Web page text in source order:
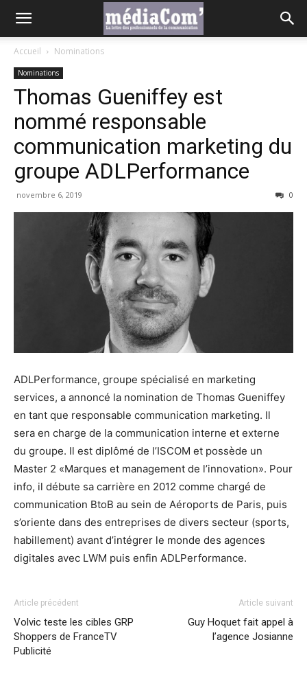
Accueil Nominations
Nominations
Thomas Gueniffey est
nommé responsable
communication marketing du
groupe ADLPerformance
novembre 6, 2019 0
ADLPerformance, groupe spécialisé en marketing
services, a annoncé la nomination de Thomas Gueniffey
en tant que responsable communication marketing. Il
sera en charge de la communication interne et externe
du groupe. Il est diplômé de l’ISCOM et possède un
Master 2 «Marques et management de l’innovation». Pour
info, il débute sa carrière en 2012 comme chargé de
communication BtoB au sein de Aéroports de Paris, puis
s’oriente dans des entreprises de divers secteur (sports,
habillement) avant d’intégrer le monde des agences
digitales avec LWM puis enfin ADLPerformance.
Article précédent
Volvic teste les cibles GRP
Shoppers de FranceTV
Publicité
Article suivant
Guy Hoquet fait appel à
l’agence Josianne